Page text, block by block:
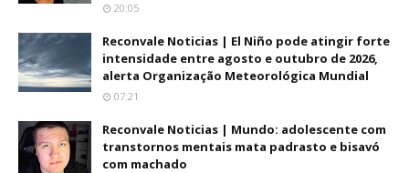
20:05
Reconvale Noticias | El Niño pode atingir forte
intensidade entre agosto e outubro de 2026,
alerta Organização Meteorológica Mundial
07:21
Reconvale Noticias | Mundo: adolescente com
transtornos mentais mata padrasto e bisavó
com machado